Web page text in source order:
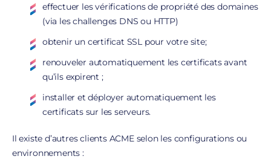
effectuer les vérifications de propriété des domaines
(via les challenges DNS ou HTTP)
obtenir un certificat SSL pour votre site;
renouveler automatiquement les certificats avant
qu’ils expirent ;
installer et déployer automatiquement les
certificats sur les serveurs.
Il existe d’autres clients ACME selon les configurations ou
environnements :